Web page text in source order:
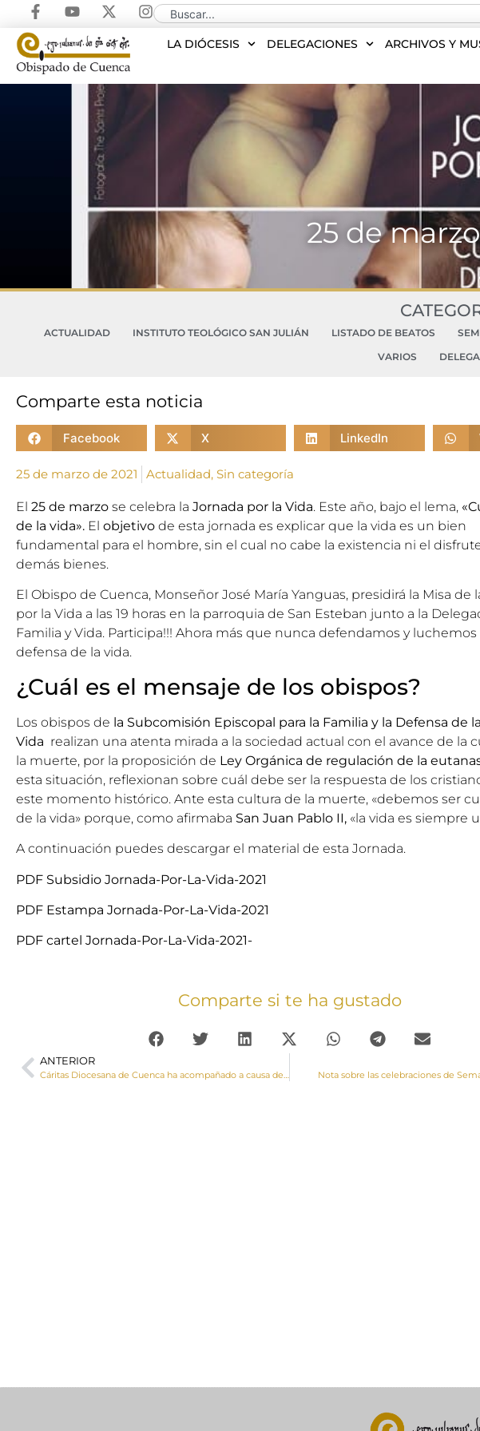
LA DIÓCESIS DELEGACIONES ARCHIVOS Y
25 de
ACTUALIDAD INSTITUTO TEOLÓGICO SAN JULIÁN LISTADO DE BEATOS
VARIOS
Comparte esta noticia
Facebook X LinkedIn
25 de marzo de 2021 Actualidad, Sin categoría
El 25 de marzo se celebra la Jornada por la Vida. Este año, bajo el lema,
de la vida». El objetivo de esta jornada es explicar que la vida es un bien
fundamental para el hombre, sin el cual no cabe la existencia ni el
demás bienes.
El Obispo de Cuenca, Monseñor José María Yanguas, presidirá la Misa de
por la Vida a las 19 horas en la parroquia de San Esteban junto a la
Familia y Vida. Participa!!! Ahora más que nunca defendamos y luchemos
defensa de la vida.
¿Cuál es el mensaje de los obispos?
Los obispos de la Subcomisión Episcopal para la Familia y la Defensa de la
Vida realizan una atenta mirada a la sociedad actual con el avance de la
la muerte, por la proposición de Ley Orgánica de regulación de la
esta situación, reflexionan sobre cuál debe ser la respuesta de los
este momento histórico. Ante esta cultura de la muerte, «debemos ser
de la vida» porque, como afirmaba San Juan Pablo II, «la vida es siempre
A continuación puedes descargar el material de esta Jornada.
PDF Subsidio Jornada-Por-La-Vida-2021
PDF Estampa Jornada-Por-La-Vida-2021
PDF cartel Jornada-Por-La-Vida-2021-
Comparte si te ha gustado
ANTERIOR
Cáritas Diocesana de Cuenca ha acompañado a causa de la covid a más de 2.600 hogares Nota sobre las celebraciones de